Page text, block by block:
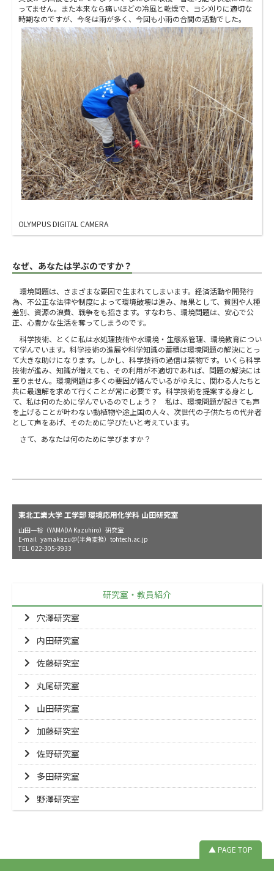
ってません。また本来なら痛いほどの冷風と乾燥で、ヨシ刈りに適切な
時期なのですが、今冬は雨が多く、今回も小雨の合間の活動でした。
OLYMPUS DIGITAL CAMERA
なぜ、あなたは学ぶのですか？
環境問題は、さまざまな要因で生まれてしまいます。経済活動や開発行
為、不公正な法律や制度によって環境破壊は進み、結果として、貧困や人種
差別、資源の浪費、戦争をも招きます。すなわち、環境問題は、安心で公
正、心豊かな生活を奪ってしまうのです。
科学技術、とくに私は水処理技術や水環境・生態系管理、環境教育につい
て学んでいます。科学技術の進展や科学知識の蓄積は環境問題の解決にとっ
て大きな助けになります。しかし、科学技術の過信は禁物です。いくら科学
技術が進み、知識が増えても、その利用が不適切であれば、問題の解決には
至りません。環境問題は多くの要因が絡んでいるがゆえに、関わる人たちと
共に最適解を求めて行くことが常に必要です。科学技術を提案する身とし
て、私は何のために学んでいるのでしょう？ 私は、環境問題が起きても声
を上げることが叶わない動植物や途上国の人々、次世代の子供たちの代弁者
として声をあげ、そのために学びたいと考えています。
さて、あなたは何のために学びますか？
東北工業大学 工学部 環境応用化学科 山田研究室
山田一裕（YAMADA Kazuhiro）研究室
E-mail yamakazu＠(半角変換）tohtech.ac.jp
TEL 022-305-3933
研究室・教員紹介
穴澤研究室
内田研究室
佐藤研究室
丸尾研究室
山田研究室
加藤研究室
佐野研究室
多田研究室
野澤研究室
▲ PAGE TOP